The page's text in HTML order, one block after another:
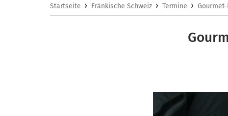
Startseite › Fränkische Schweiz › Termine ›